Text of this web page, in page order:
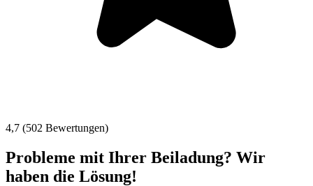
4,7 (502 Bewertungen)
Probleme mit Ihrer Beiladung? Wir
haben die Lösung!